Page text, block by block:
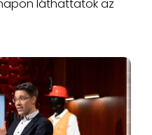
láthattatok az